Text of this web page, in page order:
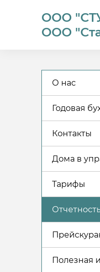
ООО
ООО
О нас
Годовая
Контакты
Дома в
Тарифы
Полезная